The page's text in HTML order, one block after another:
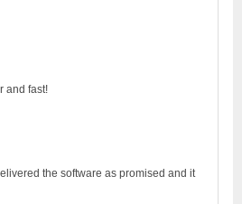
and fast!
the software as promised and it